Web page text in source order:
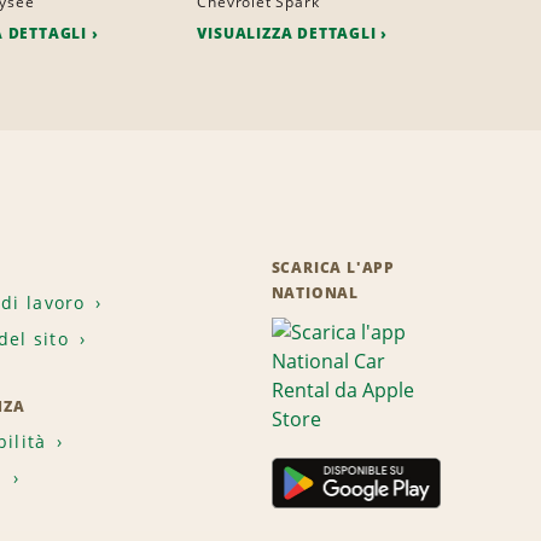
DETTAGLI
VISUALIZZA DETTAGLI
lavoro
sito
SCARICA L'APP
NATIONAL